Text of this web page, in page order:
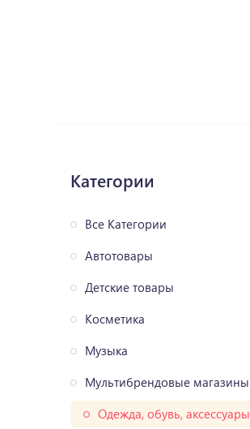
Категории
Все Категории
Автотовары
Детские товары
Косметика
Музыка
Мультибрендовые магазины
Одежда, обувь, аксессуары